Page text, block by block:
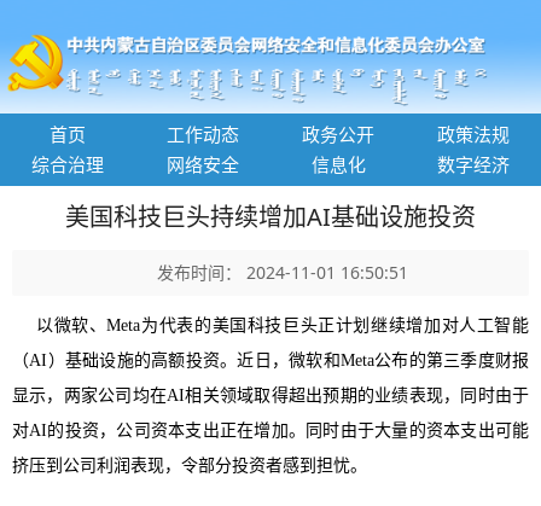
首页 工作动态 政务公开
政策法规
综合治理
网络安全 信息化 数字经济
美国科技巨头持续增加AI基础设施投资
发布时间： 2024-11-01 16:50:51
以微软、Meta为代表的美国科技巨头正计划继续增加对人工智能
（AI）基础设施的高额投资。近日，微软和Meta公布的第三季度财报
显示，两家公司均在AI相关领域取得超出预期的业绩表现，同时由于
对AI的投资，公司资本支出正在增加。同时由于大量的资本支出可能
挤压到公司利润表现，令部分投资者感到担忧。